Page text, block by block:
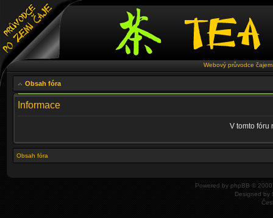
Webový průvodce
Obsah fóra
Informace
V tomto fóru
Obsah fóra
Powered by phpBB ©
Designed by